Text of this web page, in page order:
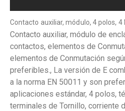
Contacto auxiliar, módulo, 4 polos, 4
Contacto auxiliar, módulo de
contactos, elementos de
elementos de Conmutación
preferibles., La versión de E
a la norma EN 50011 y son
aplicaciones estándar, 4 polos,
terminales de Tornillo, corriente